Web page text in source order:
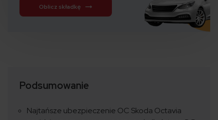
Oblicz składkę
Podsumowanie
Najtańsze ubezpieczenie OC Skoda Octavia